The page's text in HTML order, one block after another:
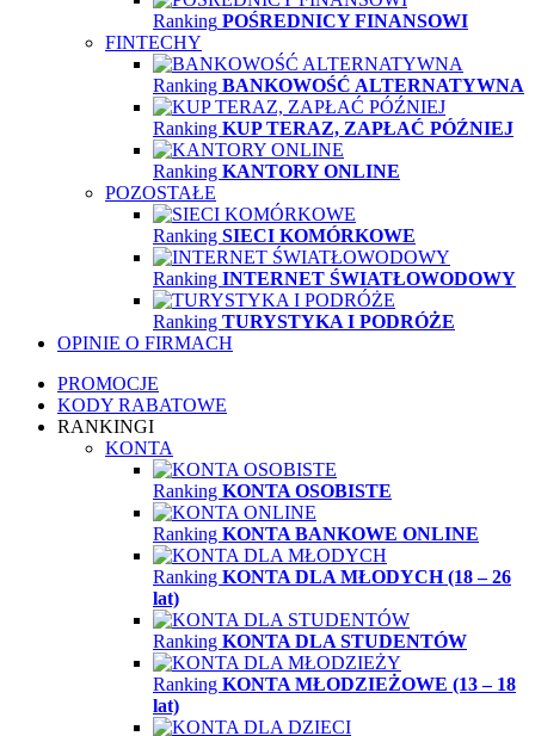
Ranking POŚREDNICY FINANSOWI
FINTECHY
Ranking BANKOWOŚĆ ALTERNATYWNA
Ranking KUP TERAZ, ZAPŁAĆ PÓŹNIEJ
Ranking KANTORY ONLINE
POZOSTAŁE
Ranking SIECI KOMÓRKOWE
Ranking INTERNET ŚWIATŁOWODOWY
Ranking TURYSTYKA I PODRÓŻE
OPINIE O FIRMACH
PROMOCJE
KODY RABATOWE
RANKINGI
KONTA
Ranking KONTA OSOBISTE
Ranking KONTA BANKOWE ONLINE
Ranking KONTA DLA MŁODYCH (18 – 26
lat)
Ranking KONTA DLA STUDENTÓW
Ranking KONTA MŁODZIEŻOWE (13 – 18
lat)